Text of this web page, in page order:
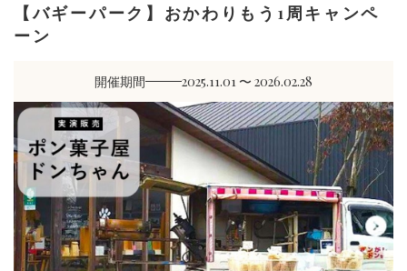
【バギーパーク】おかわりもう1周キャンペ
ーン
開催期間 2025.11.01 〜 2026.02.28